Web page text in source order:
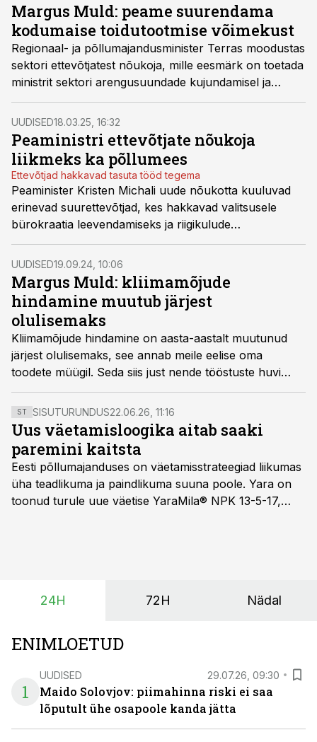
Margus Muld: peame suurendama
kodumaise toidutootmise võimekust
Regionaal- ja põllumajandusminister Terras moodustas
sektori ettevõtjatest nõukoja, mille eesmärk on toetada
ministrit sektori arengusuundade kujundamisel ja
väljakutsete lahendamisel. Nõukoja liikmena panustab
oma teadmiste ja kogemustega ka Agrone OÜ juhatuse
liige Margus Muld, kelle sõnul vajab Eesti
põllumajandus nii poliitilist prioriteetsust Euroopa
tasandil kui ka stabiilset ja prognoositavat keskkonda
kodumaal.
UUDISED18.03.25, 16:32
Peaministri ettevõtjate nõukoja
liikmeks ka põllumees
Ettevõtjad hakkavad tasuta tööd tegema
Peaminister Kristen Michali uude nõukotta kuuluvad
erinevad suurettevõtjad, kes hakkavad valitsusele
bürokraatia leevendamiseks ja riigikulude
vähendamiseks nõu andma. Nõukoja liikmeks on ka
Agrone OÜ juhatuse esimees Raul Jeets.
UUDISED19.09.24, 10:06
Margus Muld: kliimamõjude
hindamine muutub järjest
olulisemaks
Kliimamõjude hindamine on aasta-aastalt muutunud
järjest olulisemaks, see annab meile eelise oma
toodete müügil. Seda siis just nende tööstuste huvi
pärast, kes ekspordivad oma tooteid. Samas on see ka
Eestis järjest määravam, rõhutas Agrone Grupi
juhatuse liige Margus Muld.
ST SISUTURUNDUS22.06.26, 11:16
Uus väetamisloogika aitab saaki
paremini kaitsta
Eesti põllumajanduses on väetamisstrateegiad liikumas
üha teadlikuma ja paindlikuma suuna poole. Yara on
toonud turule uue väetise YaraMila® NPK 13-5-17,
24H 72H Nädal
ENIMLOETUD
1
UUDISED 29.07.26, 09:30
Maido Solovjov: piimahinna riski ei saa
lõputult ühe osapoole kanda jätta